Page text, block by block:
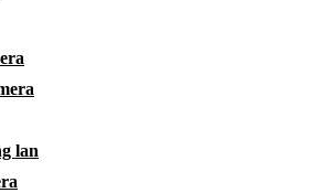
lan